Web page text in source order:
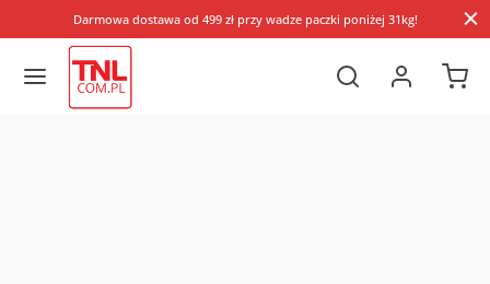
Darmowa dostawa od 499 zł przy wadze paczki poniżej 31kg!